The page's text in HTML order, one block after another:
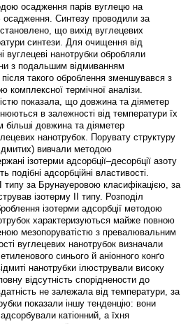
осадження парів вуглецю на
осадження. Синтезу проводили за
що вихід вуглецевих
синтези. Для очищення від
нанотрубки обробляли
з подальшим відмиванням
такого оброблення зменшувався з
термічної аналізи.
показала, що довжина та діяметер
в залежності від температури їх
довжина та діяметер
нанотрубок. Порувату структуру
вивчали методою
ізотерми адсорбції–десорбції азоту
адсорбційні властивості.
типу за Брунауеровою класифікацією, за
ізотерму II типу. Розподіл
ізотерми адсорбції методою
характеризуються майже повною
мезопоруватістю з превалювальним
вуглецевих нанотрубок визначали
синього й аніонного конґо
нанотрубки ілюстрували високу
відсутність споріднености до
не залежала від температури, за
показали іншу тенденцію: вони
катіонний, а їхня